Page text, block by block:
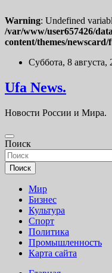
Warning: Undefined
/var/www/user657426/
content/themes/
Перейти
содержимому
Суббота, 8 августа,
Ufa News.
Новости России и Мира.
Поиск
Поиск
Мир
Бизнес
Культура
Спорт
Политика
Промышленность
Карта сайта